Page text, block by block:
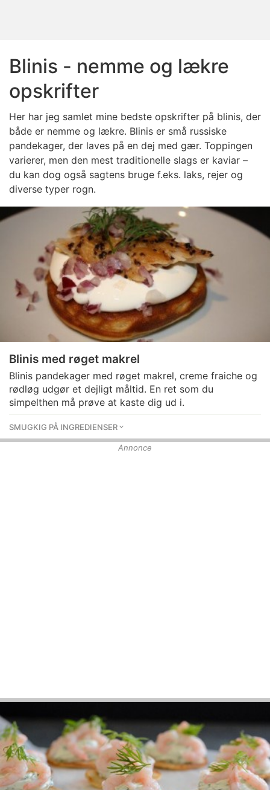
Blinis - nemme og lækre
opskrifter
Her har jeg samlet mine bedste opskrifter på blinis, der
både er nemme og lækre. Blinis er små russiske
pandekager, der laves på en dej med gær. Toppingen
varierer, men den mest traditionelle slags er kaviar –
du kan dog også sagtens bruge f.eks. laks, rejer og
diverse typer rogn.
Blinis med røget makrel
Blinis pandekager med røget makrel, creme fraiche og
rødløg udgør et dejligt måltid. En ret som du
simpelthen må prøve at kaste dig ud i.
SMUGKIG PÅ INGREDIENSER
Annonce